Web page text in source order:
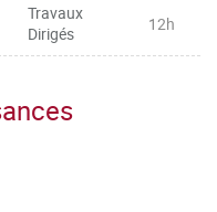
Travaux
Dirigés
12h